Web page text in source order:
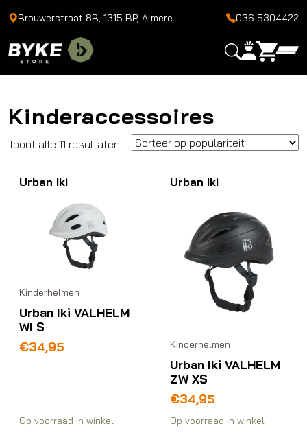
Brouwerstraat 8B, 1315 BP, Almere 036 5304422
Kinderaccessoires
Toont alle 11 resultaten Gesorteerd
populariteit
Urban Iki
Kinderhelmen
Urban Iki VALHELM
WI S
€34,95
Op voorraad in winkel
Urban Iki
Kinderhelmen
Urban Iki VALHELM
ZW XS
€34,95
Op voorraad in winkel